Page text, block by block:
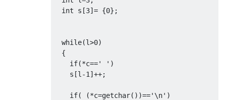
int s [3]= {0};
while(l>0)
{
if(*c==' ' )
    s
[l -1 ]++;
if( (*c=getchar())=='\n' )